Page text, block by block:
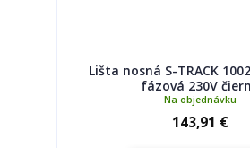
Lišta nosná S-TRACK
fázová 230V
143,91 €
Na objednávku